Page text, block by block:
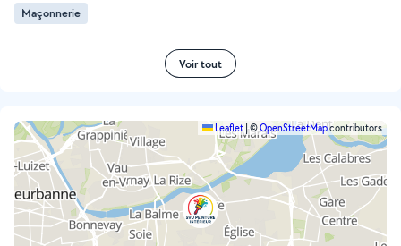
Maçonnerie
Voir tout
Leaflet |©OpenStreetMapcontributors